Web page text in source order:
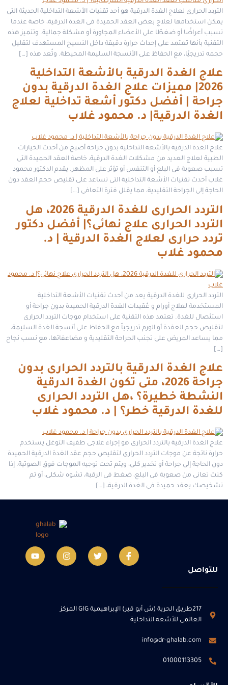
التردد الحرارى لعلاج الغدة الدرقية هو أحد تقنيات الأشعة التداخلية الحديثة التى
يمكن استخدامها لعلاج بعض العقد الحميدة فى الغدة الدرقية، خاصة عندما
تسبب أعراضًا أو ضغطًا على الأعضاء المجاورة أو مشكلة جمالية. وتتميز هذه
التقنية بأنها تعتمد على إحداث حرارة دقيقة داخل النسيج المستهدف لتقليل
حجمه تدريجيًا، مع الحفاظ على الأنسجة السليمة المحيطة. وتُعد هذه […]
علاج الغدة الدرقية بالأشعة التداخلية
2026| مميزات علاج الغدة الدرقية بدون
جراحة | أفضل دكتور أشعة تداخلية لعلاج
الغدة الدرقية| د. محمود غلاب
علاج الغدة الدرقية بالأشعة التداخلية بدون جراحة أصبح من أحدث الخيارات
الطبية لعلاج العديد من مشكلات الغدة الدرقية، خاصة العقد الحميدة التى
تسبب صعوبة فى البلع أو التنفس أو تؤثر على المظهر. يقدم الدكتور محمود
غلاب أحدث تقنيات الأشعة التداخلية التى تساعد على تقليص حجم العقد دون
الحاجة إلى الجراحة التقليدية، مما يقلل فترة التعافى […]
التردد الحرارى للغدة الدرقية 2026، هل
التردد الحرارى علاج نهائى؟| أفضل دكتور
تردد حرارى لعلاج الغدة الدرقية | د.
محمود غلاب
التردد الحرارى للغدة الدرقية يعد من أحدث تقنيات الأشعة التداخلية
المستخدمة لعلاج أورام و عُقيدات الغدة الدرقية الحميدة بدون جراحة أو
استئصال للغدة. تعتمد هذه التقنية على استخدام موجات التردد الحرارى
لتقليص حجم العقدة أو الورم تدريجياً مع الحفاظ على أنسجة الغدة السليمة،
مما يساعد المريض على تجنب الجراحة التقليدية و مضاعفاتها، مع نسب نجاح
[…]
علاج الغدة الدرقية بالتردد الحرارى بدون
جراحة 2026، متى تكون الغدة الدرقية
النشطة خطيرة؟ ،هل التردد الحرارى
للغدة الدرقية خطر؟ | د. محمود غلاب
علاج الغدة الدرقية بالتردد الحرارى هو إجراء علاجى طفيف التوغل يستخدم
حرارة ناتجة عن موجات التردد الحرارى لتقليص حجم عقد الغدة الدرقية الحميدة
دون الحاجة إلى جراحة أو تخدير كلى، ويتم تحت توجيه الموجات فوق الصوتية. إذا
كنت تعانى من صعوبة فى البلع، ضغط فى الرقبة، تشوه شكلى، أو تم
تشخيصك بعقد حميدة فى الغدة الدرقية، […]
للتواصل
217طريق الحرية (ش أبو قير) الإبراهيمية GIG المركز
العالمى للأشعة التداخلية
info@dr-ghalab.com
01000113305